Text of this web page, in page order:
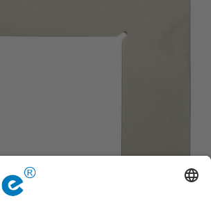
Sem escala milimétrica